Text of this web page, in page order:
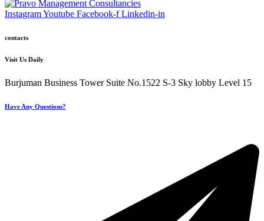
InstagramYoutube Facebook-f Linkedin-in
contacts
Visit Us Daily
Burjuman Business Tower Suite No.1522 S-3 Sky lobby Level 15
Have Any Questions?